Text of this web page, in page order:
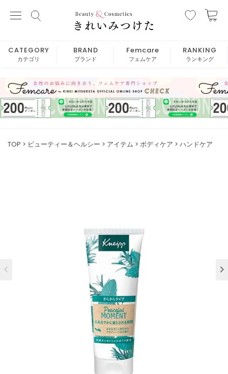
CATEGORY
カテゴリ
BRAND
ブランド
Femcare
フェムケア
RANKING
ランキング
TOP ビューティー＆ヘルシー アイテム ボディケア ハンドケア